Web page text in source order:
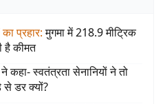
प्रहार: मुगमा में 218.9 मीट्रिक
है कीमत
कहा- स्वतंत्रता सेनानियों ने तो
से डर क्यों?